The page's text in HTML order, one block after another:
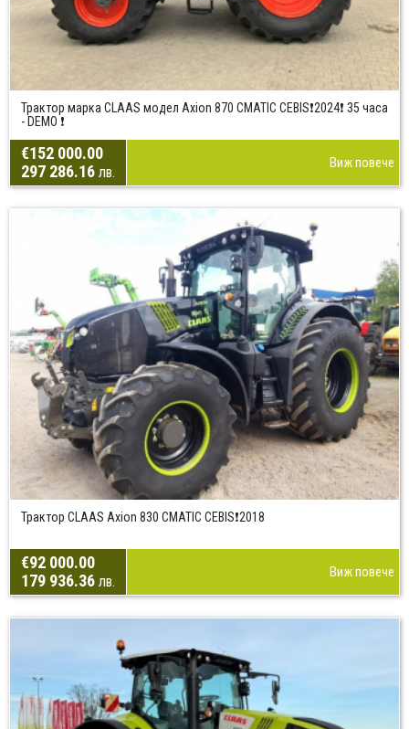
Трактор марка CLAAS модел Axion 870 CMATIC CEBIS❗2024❗ 35 часа
- DEMO ❗
€152 000.00
297 286.16 лв.
Виж повече
Трактор CLAAS Axion 830 CMATIC CEBIS❗2018
€92 000.00
179 936.36 лв.
Виж повече